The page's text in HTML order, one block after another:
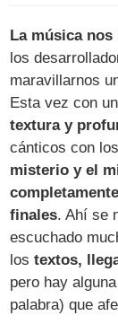
La música
los
maravillarnos
Esta vez con
textura y
cánticos con
misterio y el
finales. Ahí se
escuchado
lostextos,
pero hay
palabra) que